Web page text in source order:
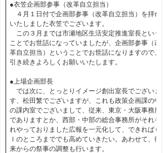
●衣笠企画部参事（改革自立担当）
４月１日付で企画部参事（改革自立担当）を拝命
いたしました衣笠でございます。
この３月までは市瀬地区生活安定推進室長という
ことでお世話になっていましたが、企画部参事（改
革自立担当）ということでお世話になりますので、
引き続きよろしくお願いいたします。
●上場企画部長
では次に、とっとりイメージ創出室長でございま
す、松田繁でございますが、これも政策企画課の中
の課内室でございまして、従来、東京・大阪事務所
でありますとか、西部・中部の総合事務所がそれぞ
れやっておりました広報を一元化して、できればＣ
Ｉのところまででも高めていきたい。あわせて、従
来からの祭事の調整も行います。